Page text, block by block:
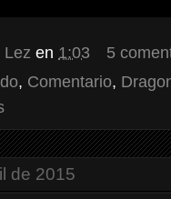
Lez en 1:03
5
, Comentario,
de 2015